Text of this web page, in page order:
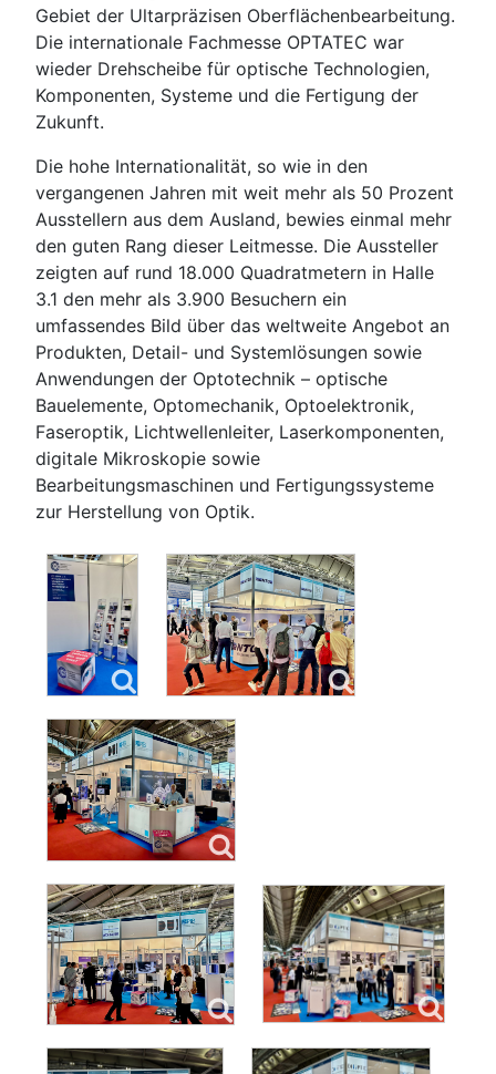
Gebiet der Ultarpräzisen Oberflächenbearbeitung.
Die internationale Fachmesse OPTATEC war
wieder Drehscheibe für optische Technologien,
Komponenten, Systeme und die Fertigung der
Zukunft.
Die hohe Internationalität, so wie in den
vergangenen Jahren mit weit mehr als 50 Prozent
Ausstellern aus dem Ausland, bewies einmal mehr
den guten Rang dieser Leitmesse. Die Aussteller
zeigten auf rund 18.000 Quadratmetern in Halle
3.1 den mehr als 3.900 Besuchern ein
umfassendes Bild über das weltweite Angebot an
Produkten, Detail- und Systemlösungen sowie
Anwendungen der Optotechnik – optische
Bauelemente, Optomechanik, Optoelektronik,
Faseroptik, Lichtwellenleiter, Laserkomponenten,
digitale Mikroskopie sowie
Bearbeitungsmaschinen und Fertigungssysteme
zur Herstellung von Optik.